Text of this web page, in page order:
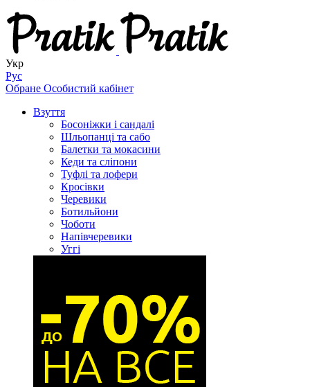
Укр
Рус
Обране Особистий кабінет
Взуття
Босоніжки і сандалі
Шльопанці та сабо
Балетки та мокасини
Кеди та сліпони
Туфлі та лофери
Кросівки
Черевики
Ботильйони
Чоботи
Напівчеревики
Уггі